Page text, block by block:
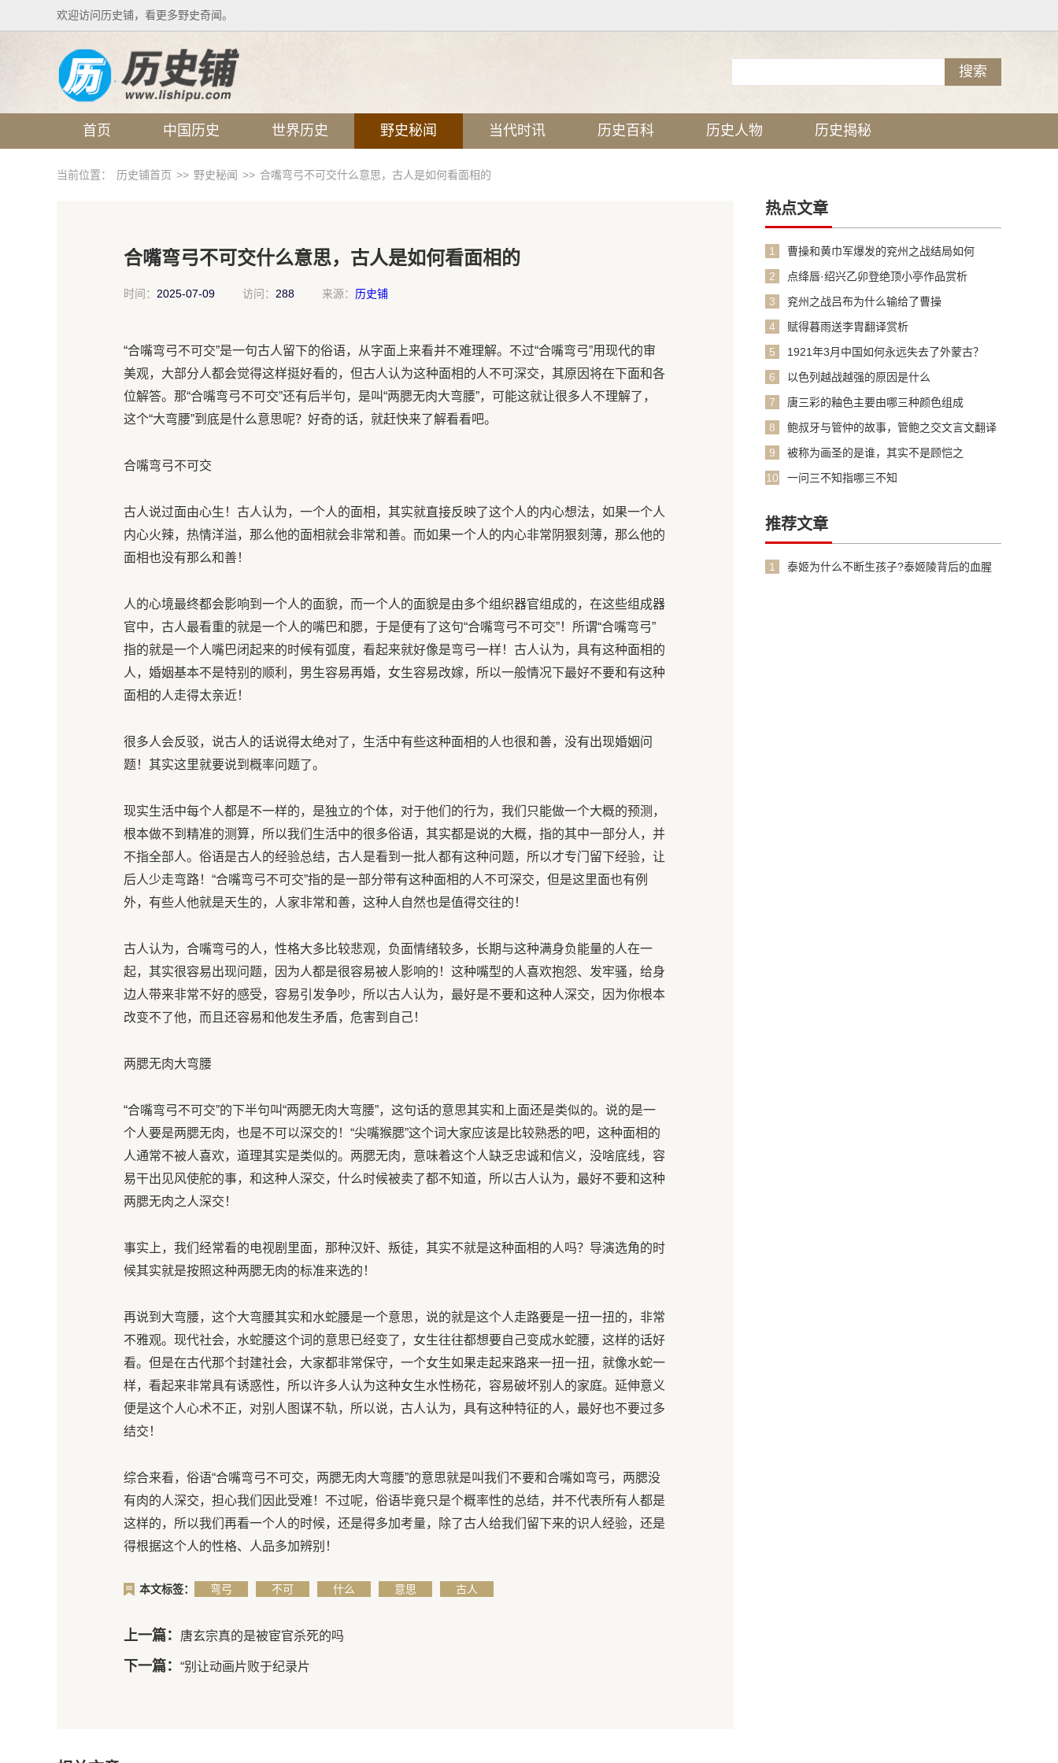
欢迎访问历史铺，看更多野史奇闻。
首页 中国历史 世界历史 野史秘闻 当代时讯 历史百科 历史人物 历史揭秘
当前位置： 历史铺首页 >> 野史秘闻 >> 合嘴弯弓不可交什么意思，古人是如何看面相的
合嘴弯弓不可交什么意思，古人是如何看面相的
时间： 2025-07-09 访问： 288 来源： 历史铺
“合嘴弯弓不可交”是一句古人留下的俗语，从字面上来看并不难理解。不过“合嘴弯弓”用现代的审
美观，大部分人都会觉得这样挺好看的，但古人认为这种面相的人不可深交，其原因将在下面和各
位解答。那“合嘴弯弓不可交”还有后半句，是叫“两腮无肉大弯腰”，可能这就让很多人不理解了，
这个“大弯腰”到底是什么意思呢？好奇的话，就赶快来了解看看吧。
合嘴弯弓不可交
古人说过面由心生！古人认为，一个人的面相，其实就直接反映了这个人的内心想法，如果一个人
内心火辣，热情洋溢，那么他的面相就会非常和善。而如果一个人的内心非常阴狠刻薄，那么他的
面相也没有那么和善！
人的心境最终都会影响到一个人的面貌，而一个人的面貌是由多个组织器官组成的，在这些组成器
官中，古人最看重的就是一个人的嘴巴和腮，于是便有了这句“合嘴弯弓不可交”！所谓“合嘴弯弓”
指的就是一个人嘴巴闭起来的时候有弧度，看起来就好像是弯弓一样！古人认为，具有这种面相的
人，婚姻基本不是特别的顺利，男生容易再婚，女生容易改嫁，所以一般情况下最好不要和有这种
面相的人走得太亲近！
很多人会反驳，说古人的话说得太绝对了，生活中有些这种面相的人也很和善，没有出现婚姻问
题！其实这里就要说到概率问题了。
现实生活中每个人都是不一样的，是独立的个体，对于他们的行为，我们只能做一个大概的预测，
根本做不到精准的测算，所以我们生活中的很多俗语，其实都是说的大概，指的其中一部分人，并
不指全部人。俗语是古人的经验总结，古人是看到一批人都有这种问题，所以才专门留下经验，让
后人少走弯路！“合嘴弯弓不可交”指的是一部分带有这种面相的人不可深交，但是这里面也有例
外，有些人他就是天生的，人家非常和善，这种人自然也是值得交往的！
古人认为，合嘴弯弓的人，性格大多比较悲观，负面情绪较多，长期与这种满身负能量的人在一
起，其实很容易出现问题，因为人都是很容易被人影响的！这种嘴型的人喜欢抱怨、发牢骚，给身
边人带来非常不好的感受，容易引发争吵，所以古人认为，最好是不要和这种人深交，因为你根本
改变不了他，而且还容易和他发生矛盾，危害到自己！
两腮无肉大弯腰
“合嘴弯弓不可交”的下半句叫“两腮无肉大弯腰”，这句话的意思其实和上面还是类似的。说的是一
个人要是两腮无肉，也是不可以深交的！“尖嘴猴腮”这个词大家应该是比较熟悉的吧，这种面相的
人通常不被人喜欢，道理其实是类似的。两腮无肉，意味着这个人缺乏忠诚和信义，没啥底线，容
易干出见风使舵的事，和这种人深交，什么时候被卖了都不知道，所以古人认为，最好不要和这种
两腮无肉之人深交！
事实上，我们经常看的电视剧里面，那种汉奸、叛徒，其实不就是这种面相的人吗？导演选角的时
候其实就是按照这种两腮无肉的标准来选的！
再说到大弯腰，这个大弯腰其实和水蛇腰是一个意思，说的就是这个人走路要是一扭一扭的，非常
不雅观。现代社会，水蛇腰这个词的意思已经变了，女生往往都想要自己变成水蛇腰，这样的话好
看。但是在古代那个封建社会，大家都非常保守，一个女生如果走起来路来一扭一扭，就像水蛇一
样，看起来非常具有诱惑性，所以许多人认为这种女生水性杨花，容易破坏别人的家庭。延伸意义
便是这个人心术不正，对别人图谋不轨，所以说，古人认为，具有这种特征的人，最好也不要过多
结交！
综合来看，俗语“合嘴弯弓不可交，两腮无肉大弯腰”的意思就是叫我们不要和合嘴如弯弓，两腮没
有肉的人深交，担心我们因此受难！不过呢，俗语毕竟只是个概率性的总结，并不代表所有人都是
这样的，所以我们再看一个人的时候，还是得多加考量，除了古人给我们留下来的识人经验，还是
得根据这个人的性格、人品多加辨别！
本文标签： 弯弓 不可 什么 意思 古人
上一篇： 唐玄宗真的是被宦官杀死的吗
下一篇： “别让动画片败于纪录片
热点文章
1
曹操和黄巾军爆发的兖州之战结局如何
2
点绛唇·绍兴乙卯登绝顶小亭作品赏析
3
兖州之战吕布为什么输给了曹操
4
赋得暮雨送李胄翻译赏析
5
1921年3月中国如何永远失去了外蒙古？
6
以色列越战越强的原因是什么
7
唐三彩的釉色主要由哪三种颜色组成
8
鲍叔牙与管仲的故事，管鲍之交文言文翻译
9
被称为画圣的是谁，其实不是顾恺之
10
一问三不知指哪三不知
推荐文章
1
泰姬为什么不断生孩子?泰姬陵背后的血腥